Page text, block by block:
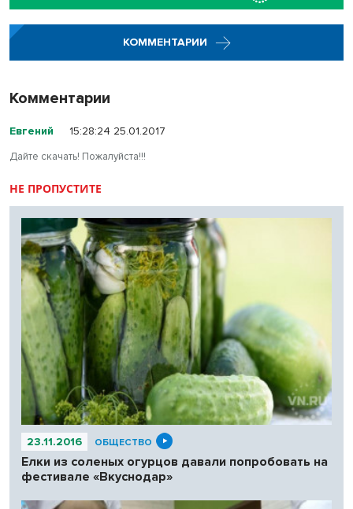
КОММЕНТАРИИ
Комментарии
Евгений 15:28:24 25.01.2017
Дайте скачать! Пожалуйста!!!
НЕ ПРОПУСТИТЕ
23.11.2016 ОБЩЕСТВО
Елки из соленых огурцов давали попробовать на
фестивале «Вкуснодар»